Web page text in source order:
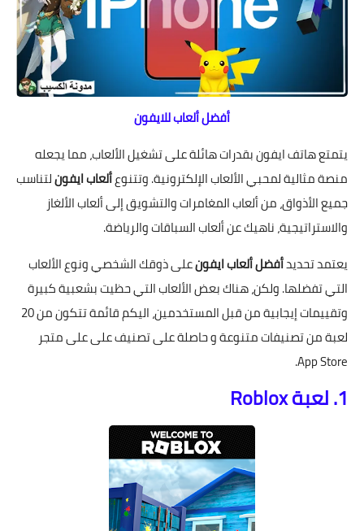
أفضل ألعاب للايفون
يتمتع هاتف ايفون بقدرات هائلة على تشغيل الألعاب، مما يجعله
منصة مثالية لمحبي الألعاب الإلكترونية. وتتنوعألعاب ايفونلتناسب
جميع الأذواق، من ألعاب المغامرات والتشويق إلى ألعاب الألغاز
والاستراتيجية، ناهيك عن ألعاب السباقات والرياضة.
يعتمد تحديدأفضل ألعاب ايفونعلى ذوقك الشخصي ونوع الألعاب
التي تفضلها. ولكن، هناك بعض الألعاب التي حظيت بشعبية كبيرة
وتقييمات إيجابية من قبل المستخدمين، اليكم قائمة تتكون من 20
لعبة من تصنيفات متنوعة و حاصلة على تصنيف على على متجر
App Store.
1. لعبة Roblox